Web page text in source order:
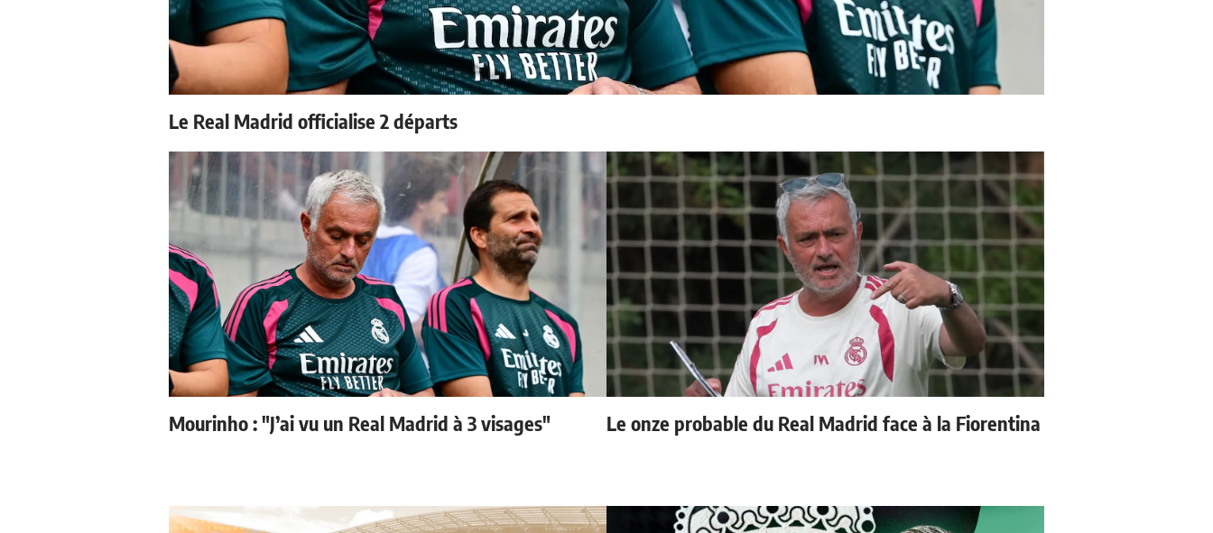
Le Real Madrid officialise 2 départs
Mourinho : "J’ai vu un Real Madrid à 3 visages" Le onze probable du Real Madrid face à la Fiorentina